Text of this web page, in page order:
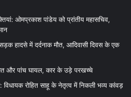
ओमप्रकाश पांडेय को प्रांतीय महासचिव,
हादसे में दर्दनाक मौत, आदिवासी दिवस के एक
और पांच घायल, कार के उड़े परखच्चे
रोहित साहू के नेतृत्व में निकली भव्य कांवड़